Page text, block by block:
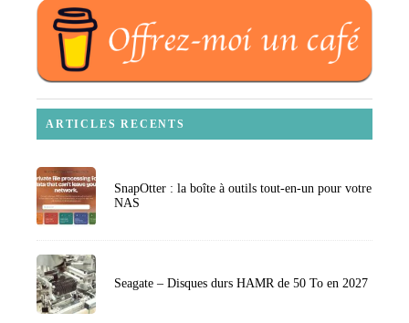
ARTICLES RECENTS
SnapOtter : la boîte à outils tout-en-un pour votre
NAS
Seagate – Disques durs HAMR de 50 To en 2027